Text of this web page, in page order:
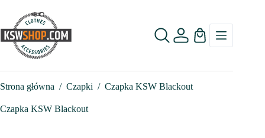
treści
Koszyk
Strona główna / Czapki / Czapka KSW Blackout
Czapka KSW Blackout